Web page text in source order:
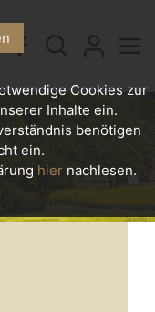
Cookies zur
Inhalte ein.
benötigen
ein.
hier nachlesen.